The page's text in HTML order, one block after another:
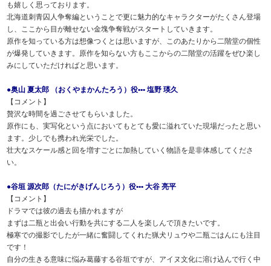
も嬉しく思っております。
北海道刺青囚人争奪編ということで更に魅力的なキャラクターがたくさん登場
し、ここから目が離せない金塊争奪戦がスタートしていきます。
原作を知っている方は想像つくとは思いますが、このあたりから二階堂の個性
が爆発していきます。原作を知らない方もここからの二階堂の活躍をぜひ楽し
みにしていただければと思います。
●奥山 夏太郎 （おくやまかんたろう）役••• 塩野 瑛久
【コメント】
贅沢な時間を過ごさせてもらいました。
原作にも、実写化という点においてもとても愛に溢れていた現場だったと思い
ます。少しでも携われ光栄でした。
壮大なスケール感と回を増すごとに加熱していく物語を是非体感してくださ
い。
●谷垣 源次郎（たにがきげんじろう）役••• 大谷 亮平
【コメント】
ドラマでは彼の過去も描かれますが
まずは二瓶と出会い行動を共にする二人を楽しんで頂きたいです。
極寒での撮影でしたが一緒に奮闘してくれた猟犬リュウや二瓶ごはんにも注目
です！
自分の生きる意味に悩み葛藤する谷垣ですが、アイヌ文化に溶け込んで行く中